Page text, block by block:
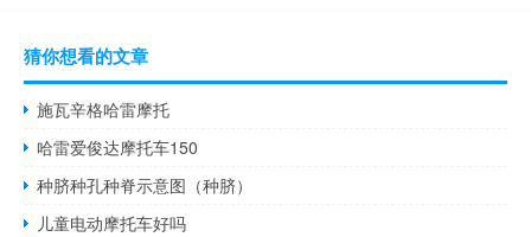
猜你想看的文章
施瓦辛格哈雷摩托
哈雷爱俊达摩托车150
种脐种孔种脊示意图（种脐）
儿童电动摩托车好吗